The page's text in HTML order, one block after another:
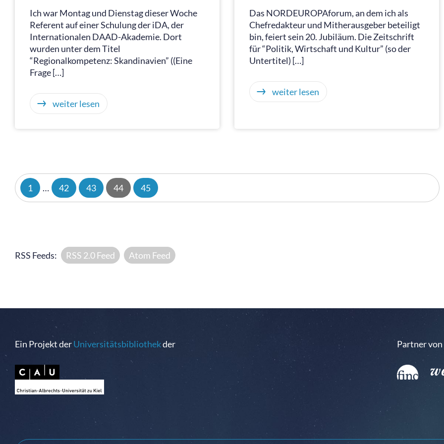
Ich war Montag und Dienstag dieser Woche
Referent auf einer Schulung der iDA, der
Internationalen DAAD-Akademie. Dort
wurden unter dem Titel
“Regionalkompetenz: Skandinavien” ((Eine
Frage […]
weiter lesen
Das NORDEUROPAforum, an dem ich als
Chefredakteur und Mitherausgeber beteiligt
bin, feiert sein 20. Jubiläum. Die Zeitschrift
für “Politik, Wirtschaft und Kultur” (so der
Untertitel) […]
weiter lesen
1 … 42 43 44 45
RSS Feeds: RSS 2.0 Feed Atom Feed
Ein Projekt derUniversitätsbibliothekder Partner von